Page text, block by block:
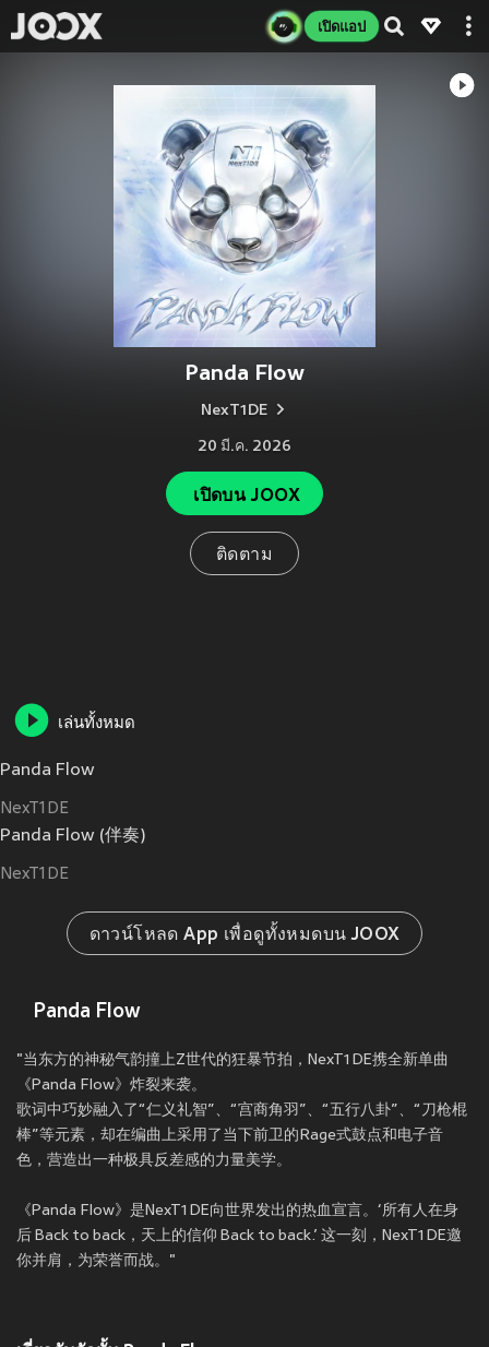
เปิดแอป
Panda Flow
NexT1DE
20 มี.ค. 2026
เปิดบน JOOX
ติดตาม
เล่นทั้งหมด
Panda Flow
NexT1DE
Panda Flow (伴奏)
NexT1DE
ดาวน์โหลด App เพื่อดูทั้งหมดบน JOOX
Panda Flow
"当东方的神秘气韵撞上Z世代的狂暴节拍，NexT1DE携全新单曲
《Panda Flow》炸裂来袭。
歌词中巧妙融入了“仁义礼智”、“宫商角羽”、“五行八卦”、“刀枪棍
棒”等元素，却在编曲上采用了当下前卫的Rage式鼓点和电子音
色，营造出一种极具反差感的力量美学。
《Panda Flow》是NexT1DE向世界发出的热血宣言。‘所有人在身
后 Back to back，天上的信仰 Back to back.’ 这一刻，NexT1DE邀
你并肩，为荣誉而战。"